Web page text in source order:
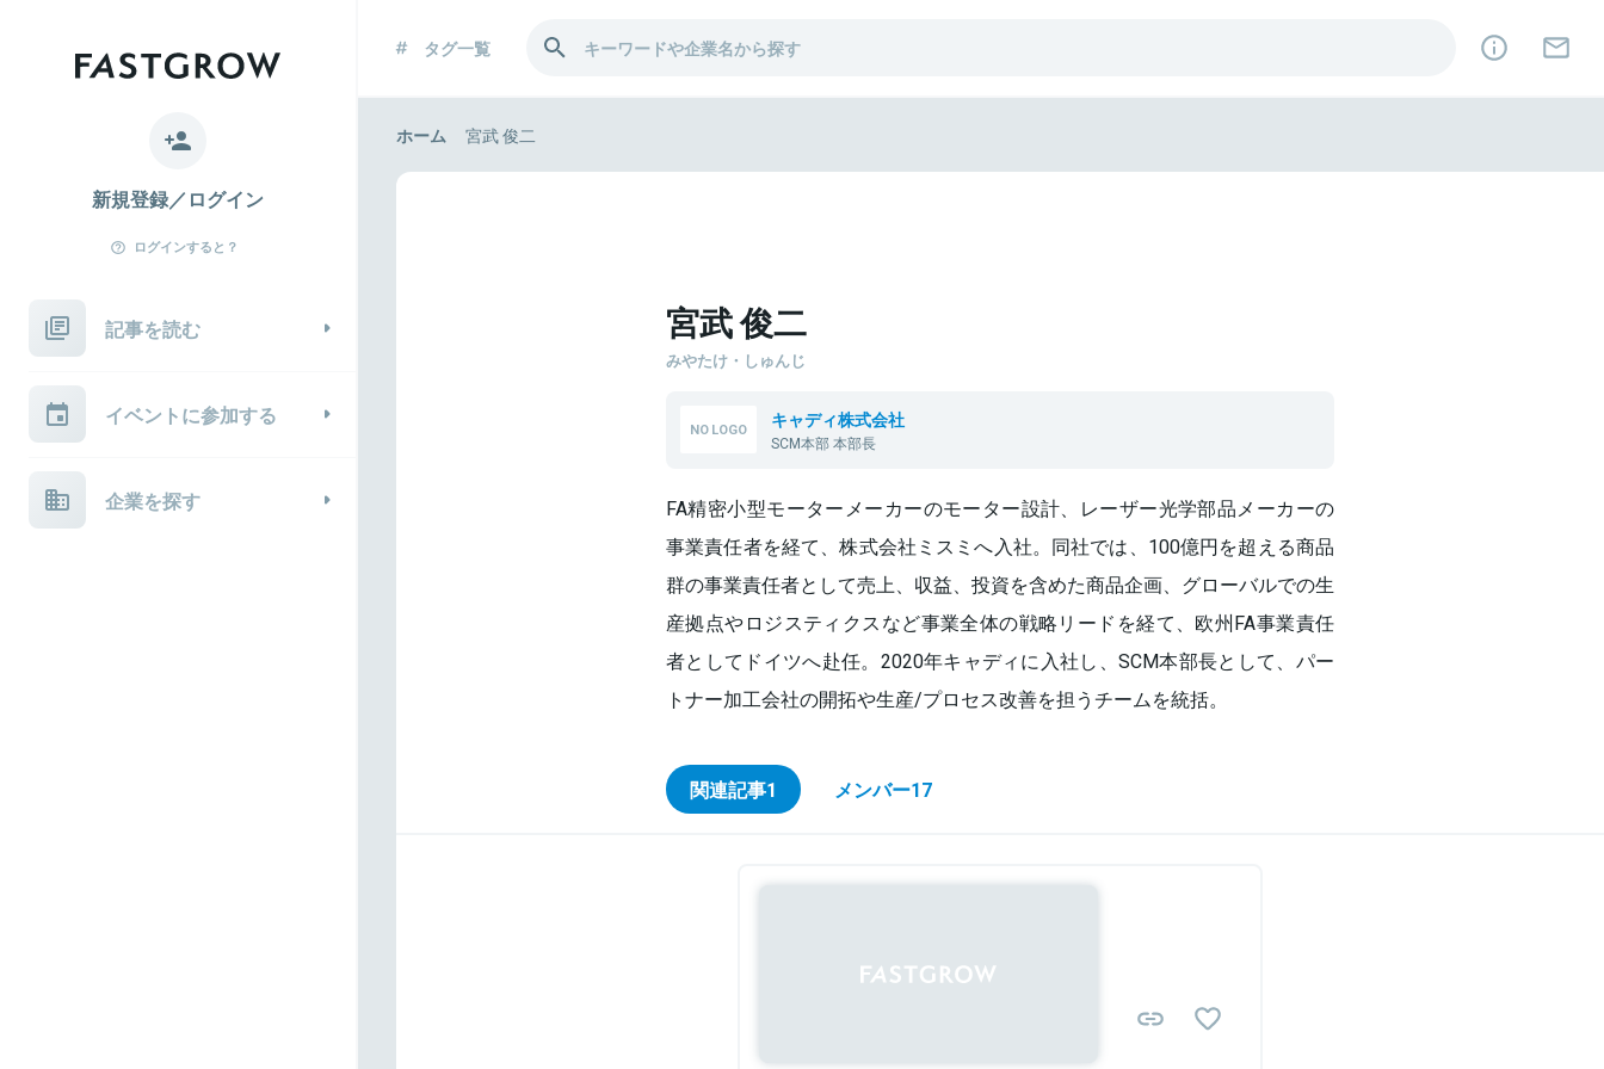
新規登録／ログイン
ログインすると？
記事を読む
イベントに参加する
企業を探す
タグ一覧
ホーム 宮武 俊二
宮武 俊二
みやたけ・しゅんじ
キャディ株式会社
SCM本部 本部長
FA精密小型モーターメーカーのモーター設計、レーザー光学部品メーカーの
事業責任者を経て、株式会社ミスミへ入社。同社では、100億円を超える商品
群の事業責任者として売上、収益、投資を含めた商品企画、グローバルでの生
産拠点やロジスティクスなど事業全体の戦略リードを経て、欧州FA事業責任
者としてドイツへ赴任。2020年キャディに入社し、SCM本部長として、パー
トナー加工会社の開拓や生産/プロセス改善を担うチームを統括。
関連記事1 メンバー17